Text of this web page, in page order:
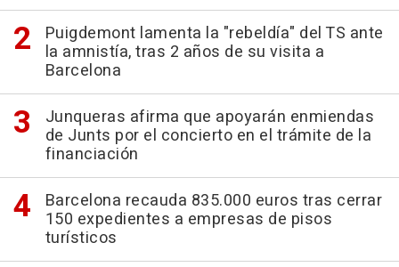
Puigdemont lamenta la "rebeldía" del TS ante
la amnistía, tras 2 años de su visita a
Barcelona
Junqueras afirma que apoyarán enmiendas
de Junts por el concierto en el trámite de la
financiación
Barcelona recauda 835.000 euros tras cerrar
150 expedientes a empresas de pisos
turísticos